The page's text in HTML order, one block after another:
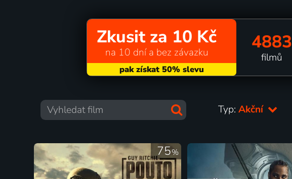
Zkusit za 10 Kč
na 10 dní a bez závazku 4883
filmů
Typ:Akční
75%